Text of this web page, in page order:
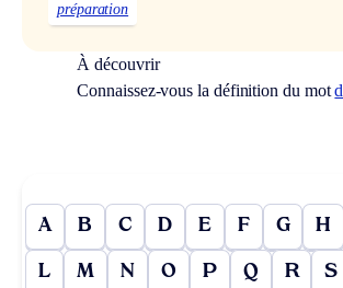
préparation
À découvrir
Connaissez-vous la définition du mot
A B C D E F G H
L M N O P Q R S